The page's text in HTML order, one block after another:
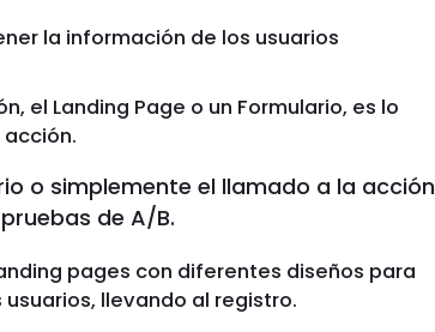
la información de los usuarios
el Landing Page o un Formulario, es lo
o simplemente el llamado a la acción
de A/B.
pages con diferentes diseños para
llevando al registro.